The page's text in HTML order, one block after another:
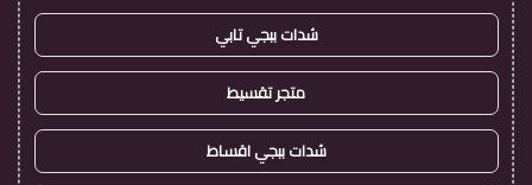
شدات ببجي تابي
متجر تقسيط
شدات ببجي اقساط